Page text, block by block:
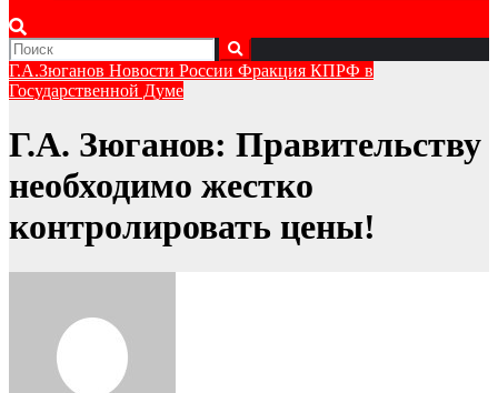
Г.А.Зюганов Новости России Фракция КПРФ в
Государственной Думе
Г.А. Зюганов: Правительству
необходимо жестко
контролировать цены!